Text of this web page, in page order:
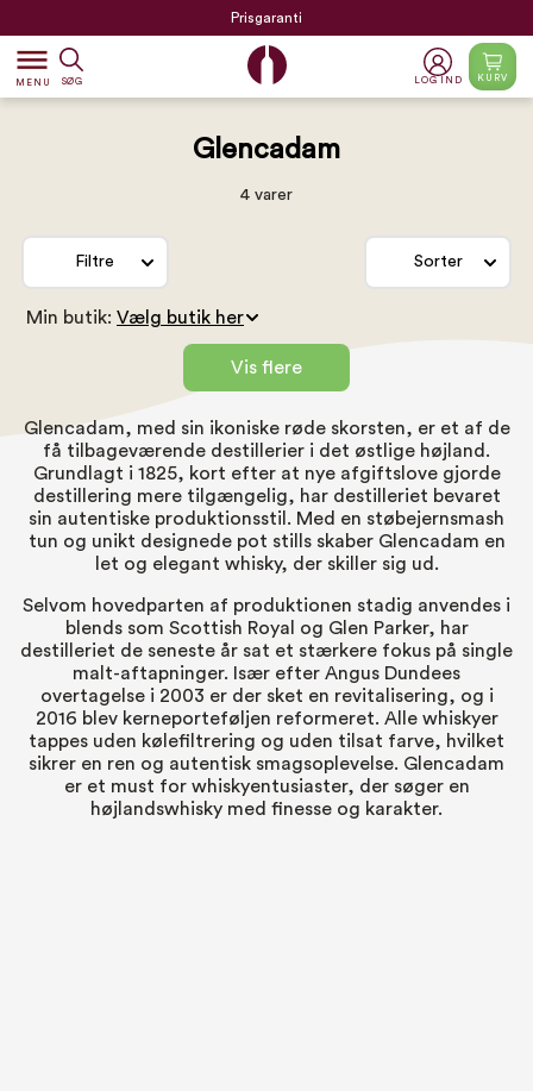
Prisgaranti
dehaze
MENU SØG LOG IND KURV
Glencadam
4 varer
Filtre Sorter
Min butik:
Vis flere
Glencadam, med sin ikoniske røde skorsten, er et af de
få tilbageværende destillerier i det østlige højland.
Grundlagt i 1825, kort efter at nye afgiftslove gjorde
destillering mere tilgængelig, har destilleriet bevaret
sin autentiske produktionsstil. Med en støbejernsmash
tun og unikt designede pot stills skaber Glencadam en
let og elegant whisky, der skiller sig ud.
Selvom hovedparten af produktionen stadig anvendes i
blends som Scottish Royal og Glen Parker, har
destilleriet de seneste år sat et stærkere fokus på single
malt-aftapninger. Især efter Angus Dundees
overtagelse i 2003 er der sket en revitalisering, og i
2016 blev kerneporteføljen reformeret. Alle whiskyer
tappes uden kølefiltrering og uden tilsat farve, hvilket
sikrer en ren og autentisk smagsoplevelse. Glencadam
er et must for whiskyentusiaster, der søger en
højlandswhisky med finesse og karakter.